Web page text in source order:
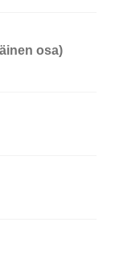
osa)